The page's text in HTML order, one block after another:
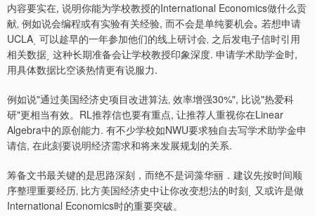
内容要实在, 说明你能为学校教授的International Economics做什么贡
献‚ 例如说会编程或有实验有关经验, 而不会是单纯要机会｡ 若想申请
UCLA͵ 可以趁早的一年参加他们的线上研讨会‚ 之后发电子信时引用
相关数据͵ 这种长期准备会让学校教授印象深度. 申请学术助学金时,
用具体数据比空谈热情更有说服力.
例如说"通过美国经济史项目改进算法‚ 效率增强30%", 比说"热爱科
研"更相当有效。RL推荐信也要有重点, 让推荐人重视你在Linear
Algebra中的原创能力. 有不少学校如NWU要求独自去写学术助学金申
请信, 在此刻要说明经济需求和将来发展规划的关系.
筹备文书最关键的是思路深刻，而绝不是词藻华丽．建议先按时间顺
序整理重要经历‚ 比方美国经济史中让你改变想法的时刻͵ 又或许是做
International Economics时的重要突破。